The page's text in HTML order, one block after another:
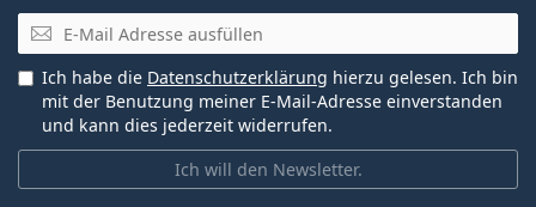
E-Mail
Ich will den Newsletter.
Ich habe die Datenschutzerklärung hierzu gelesen. Ich bin
mit der Benutzung meiner E-Mail-Adresse einverstanden
und kann dies jederzeit widerrufen.